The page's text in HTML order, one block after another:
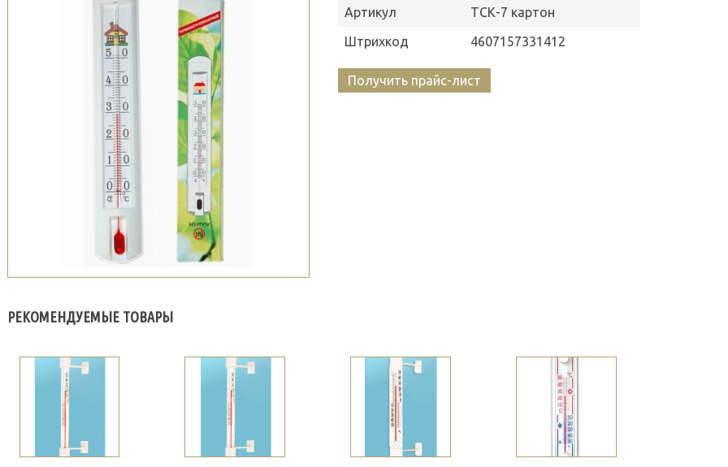
Артикул
ТСК-7 картон
Штрихкод
4607157331412
Получить прайс-лист
РЕКОМЕНДУЕМЫЕ ТОВАРЫ